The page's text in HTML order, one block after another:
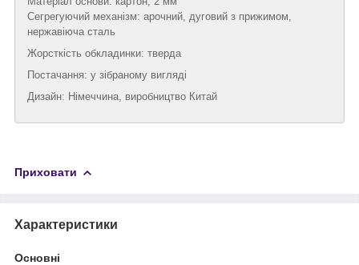
Сегрегуючий механізм: арочний, дуговий з прижимом,
нержавіюча сталь
Жорсткість обкладинки: тверда
Постачання: у зібраному вигляді
Дизайн: Німеччина, виробництво Китай
Приховати
Характеристики
Основні